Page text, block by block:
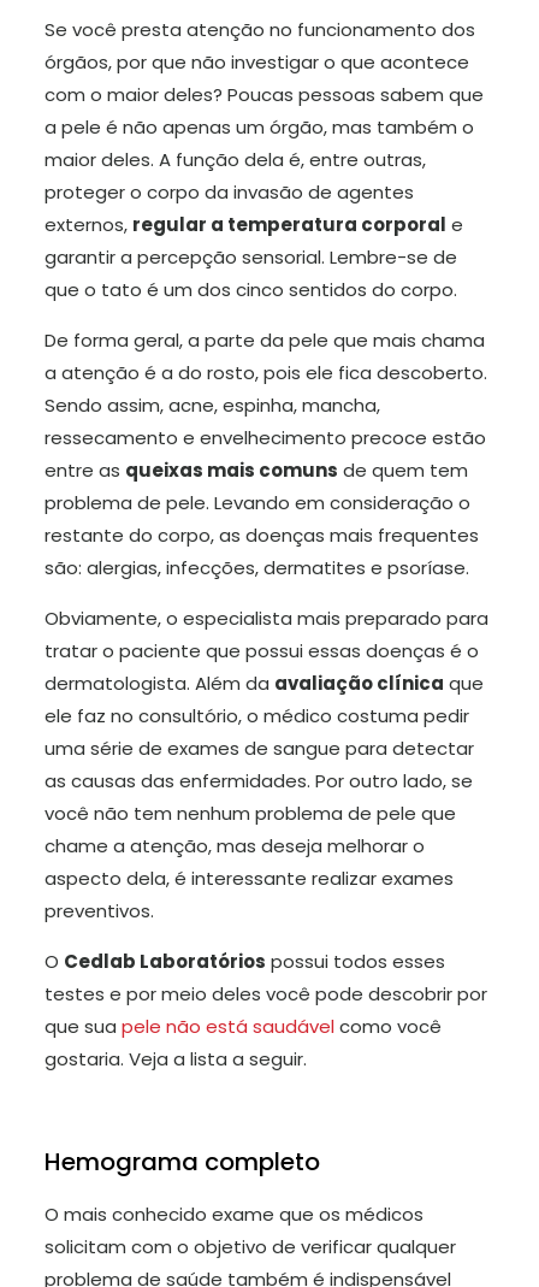
Se você presta atenção no funcionamento dos
órgãos, por que não investigar o que acontece
com o maior deles? Poucas pessoas sabem que
a pele é não apenas um órgão, mas também o
maior deles. A função dela é, entre outras,
proteger o corpo da invasão de agentes
externos, regular a temperatura corporal e
garantir a percepção sensorial. Lembre-se de
que o tato é um dos cinco sentidos do corpo.
De forma geral, a parte da pele que mais chama
a atenção é a do rosto, pois ele fica descoberto.
Sendo assim, acne, espinha, mancha,
ressecamento e envelhecimento precoce estão
entre as queixas mais comuns de quem tem
problema de pele. Levando em consideração o
restante do corpo, as doenças mais frequentes
são: alergias, infecções, dermatites e psoríase.
Obviamente, o especialista mais preparado para
tratar o paciente que possui essas doenças é o
dermatologista. Além da avaliação clínica que
ele faz no consultório, o médico costuma pedir
uma série de exames de sangue para detectar
as causas das enfermidades. Por outro lado, se
você não tem nenhum problema de pele que
chame a atenção, mas deseja melhorar o
aspecto dela, é interessante realizar exames
preventivos.
O Cedlab Laboratórios possui todos esses
testes e por meio deles você pode descobrir por
que sua pele não está saudávelcomo você
gostaria. Veja a lista a seguir.
Hemograma completo
O mais conhecido exame que os médicos
solicitam com o objetivo de verificar qualquer
problema de saúde também é indispensável